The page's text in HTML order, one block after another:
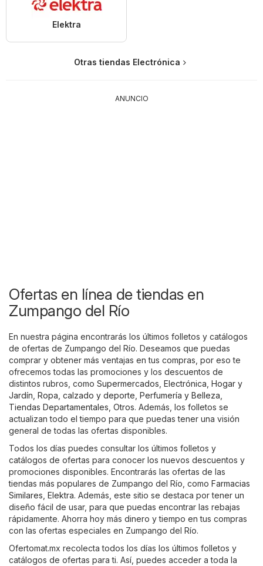
Elektra
Otras tiendas Electrónica
ANUNCIO
Ofertas en línea de tiendas en
Zumpango del Río
En nuestra página encontrarás los últimos folletos y catálogos
de ofertas de Zumpango del Río. Deseamos que puedas
comprar y obtener más ventajas en tus compras, por eso te
ofrecemos todas las promociones y los descuentos de
distintos rubros, como Supermercados Electrónica Hogar y
Jardín Ropa, calzado y deporte Perfumería y Belleza
Tiendas Departamentales Otros. Además, los folletos se
actualizan todo el tiempo para que puedas tener una visión
general de todas las ofertas disponibles.
Todos los días puedes consultar los últimos folletos y
catálogos de ofertas para conocer los nuevos descuentos y
promociones disponibles. Encontrarás las ofertas de las
tiendas más populares de Zumpango del Río, como Farmacias
Similares Elektra. Además, este sitio se destaca por tener un
diseño fácil de usar, para que puedas encontrar las rebajas
rápidamente. Ahorra hoy más dinero y tiempo en tus compras
con las ofertas especiales en Zumpango del Río.
Ofertomat.mx recolecta todos los días los últimos folletos y
catálogos de ofertas para ti. Así, puedes acceder a toda la